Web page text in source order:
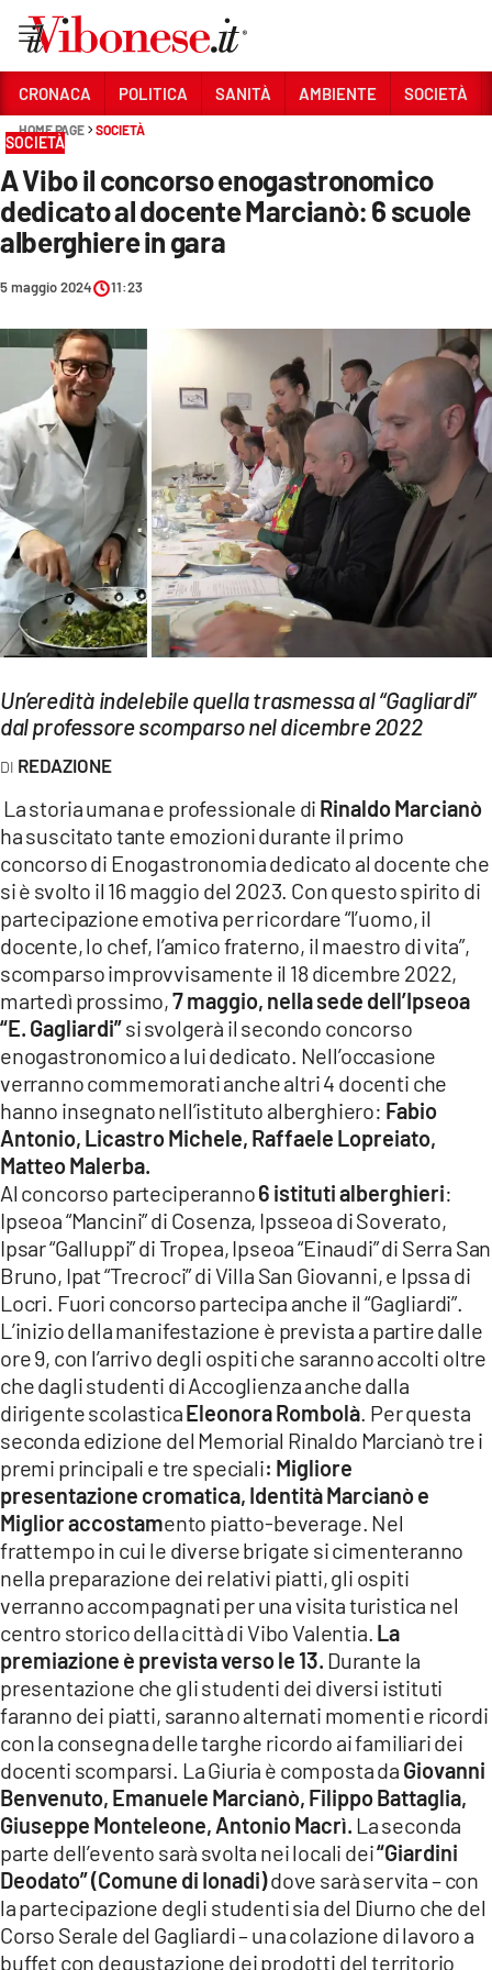
Sezioni
CRONACA
POLITICA
SOCIETÀ
CULTURA
ECONOMIA E LAVORO
EVENTI
SPORT
Streaming
LAC TV
LAC NETWORK
LaC
Network
LACPLAY.IT
LACTV.IT
LACONAIR.IT
LACITYMAG.IT
ILREGGINO.IT
COSENZACHANNEL.IT
ILVIBONESE.IT
CATANZAROCHANNEL.IT
LACAPITALENEWS.IT
App
ANDROID
APPLE
CRONACA POLITICA SANITÀ AMBIENTE SOCIETÀ
HOME PAGE SOCIETÀ
SOCIETÀ
A Vibo il concorso enogastronomico
dedicato al docente Marcianò: 6 scuole
alberghiere in gara
5 maggio 2024 11:23
Un’eredità indelebile quella trasmessa al “Gagliardi”
dal professore scomparso nel dicembre 2022
REDAZIONE
La storia umana e professionale di Rinaldo Marcianò
ha suscitato tante emozioni durante il primo
concorso di Enogastronomia dedicato al docente che
si è svolto il 16 maggio del 2023. Con questo spirito di
partecipazione emotiva per ricordare “l’uomo, il
docente, lo chef, l’amico fraterno, il maestro di vita”,
scomparso improvvisamente il 18 dicembre 2022,
martedì prossimo,7 maggio, nella sede dell’Ipseoa
“E. Gagliardi”si svolgerà il secondo concorso
enogastronomico a lui dedicato. Nell’occasione
verranno commemorati anche altri 4 docenti che
hanno insegnato nell’istituto alberghiero: Fabio
Antonio, Licastro Michele, Raffaele Lopreiato,
Matteo Malerba.
Al concorso parteciperanno6 istituti alberghieri:
Ipseoa “Mancini” di Cosenza, Ipsseoa di Soverato,
Ipsar “Galluppi” di Tropea, Ipseoa “Einaudi” di Serra San
Bruno, Ipat “Trecroci” di Villa San Giovanni, e Ipssa di
Locri. Fuori concorso partecipa anche il “Gagliardi”.
L’inizio della manifestazione è prevista a partire dalle
ore 9, con l’arrivo degli ospiti che saranno accolti oltre
che dagli studenti di Accoglienza anche dalla
dirigente scolasticaEleonora Rombolà . Per questa
seconda edizione del Memorial Rinaldo Marcianò tre i
premi principali e tre speciali: Migliore
presentazione cromatica, Identità Marcianò e
Miglior accostamento piatto-beverage. Nel
frattempo in cui le diverse brigate si cimenteranno
nella preparazione dei relativi piatti, gli ospiti
verranno accompagnati per una visita turistica nel
centro storico della città di Vibo Valentia. La
premiazione è prevista verso le 13. Durante la
presentazione che gli studenti dei diversi istituti
faranno dei piatti, saranno alternati momenti e ricordi
con la consegna delle targhe ricordo ai familiari dei
docenti scomparsi. La Giuria è composta da Giovanni
Benvenuto, Emanuele Marcianò, Filippo Battaglia,
Giuseppe Monteleone, Antonio Macrì. La seconda
parte dell’evento sarà svolta nei locali dei“Giardini
Deodato” (Comune di Ionadi)dove sarà servita – con
la partecipazione degli studenti sia del Diurno che del
Corso Serale del Gagliardi – una colazione di lavoro a
buffet con degustazione dei prodotti del territorio